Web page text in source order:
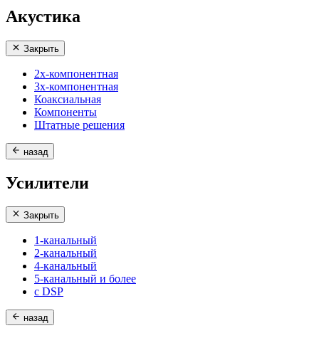
Акустика
Закрыть
2х-компонентная
3х-компонентная
Коаксиальная
Компоненты
Штатные решения
назад
Усилители
Закрыть
1-канальный
2-канальный
4-канальный
5-канальный и более
с DSP
назад